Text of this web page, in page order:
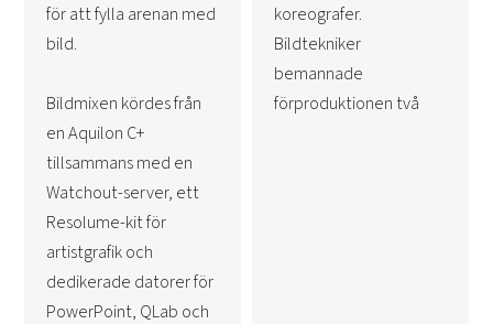
för att fylla arenan med
bild.
Bildmixen kördes från
en Aquilon C+
tillsammans med en
Watchout-server, ett
Resolume-kit för
artistgrafik och
dedikerade datorer för
PowerPoint, QLab och
koreografer.
Bildtekniker
bemannade
förproduktionen två